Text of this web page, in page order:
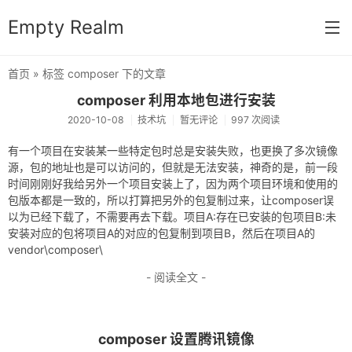
Empty Realm
首页
分类
杂谈
算法
系统
技术坑
首页 » 标签 composer 下的文章
composer 利用本地包进行安装
2020-10-08 技术坑 暂无评论 997 次阅读
有一个项目在安装某一些特定包时总是安装失败，也更换了多次镜像
源，包的地址也是可以访问的，但就是无法安装，神奇的是，前一段
时间刚刚好我给另外一个项目安装上了，因为两个项目环境和使用的
包版本都是一致的，所以打算把另外的包复制过来，让composer误
以为已经下载了，不需要再去下载。项目A:存在已安装的包项目B:未
安装对应的包将项目A的对应的包复制到项目B，然后在项目A的
vendor\composer\
- 阅读全文 -
composer 设置腾讯镜像